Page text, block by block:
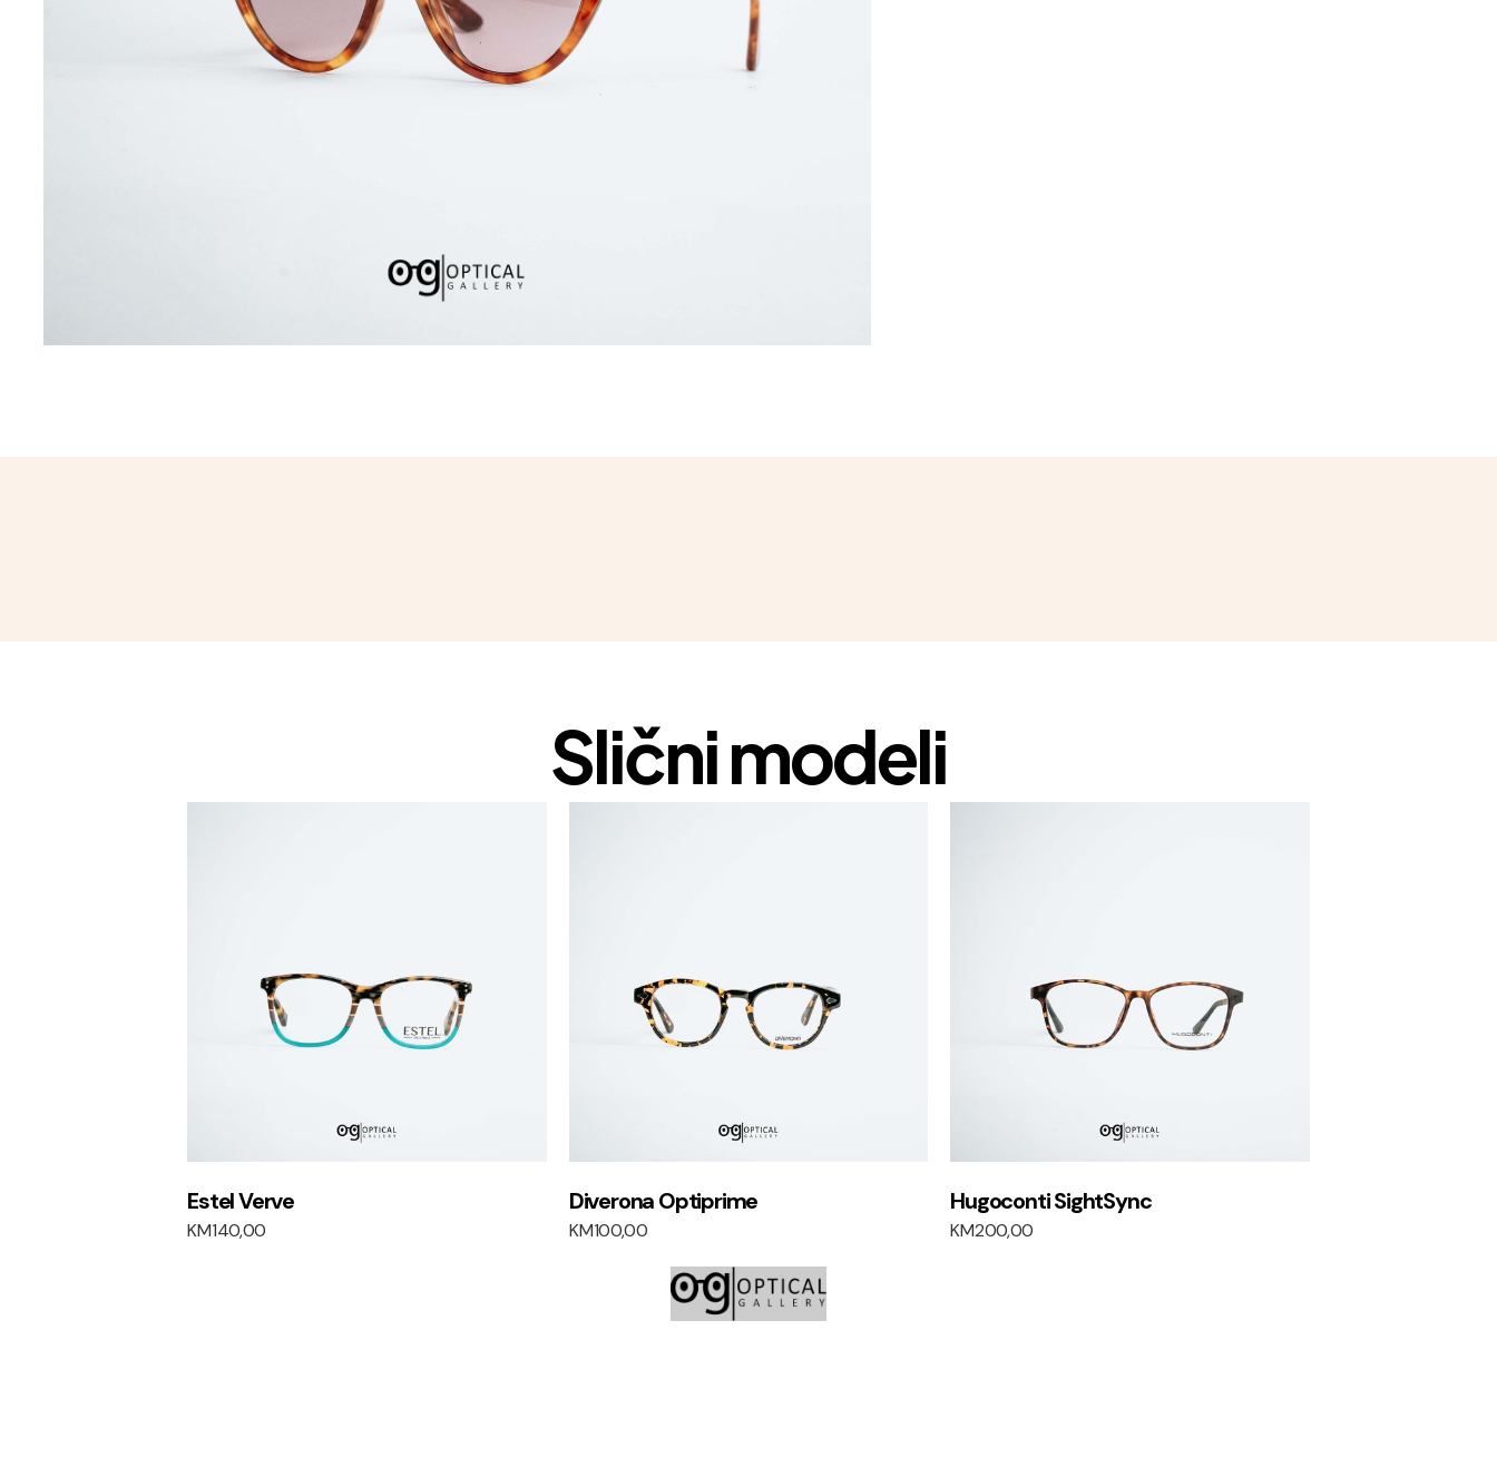
Slični modeli
Estel Verve
KM140,00
Diverona Optiprime
KM100,00
Hugoconti SightSync
KM200,00